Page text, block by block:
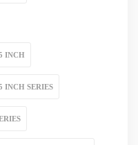
INCH
INCH SERIES